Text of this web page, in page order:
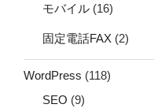
モバイル (16)
固定電話FAX (2)
WordPress (118)
SEO (9)